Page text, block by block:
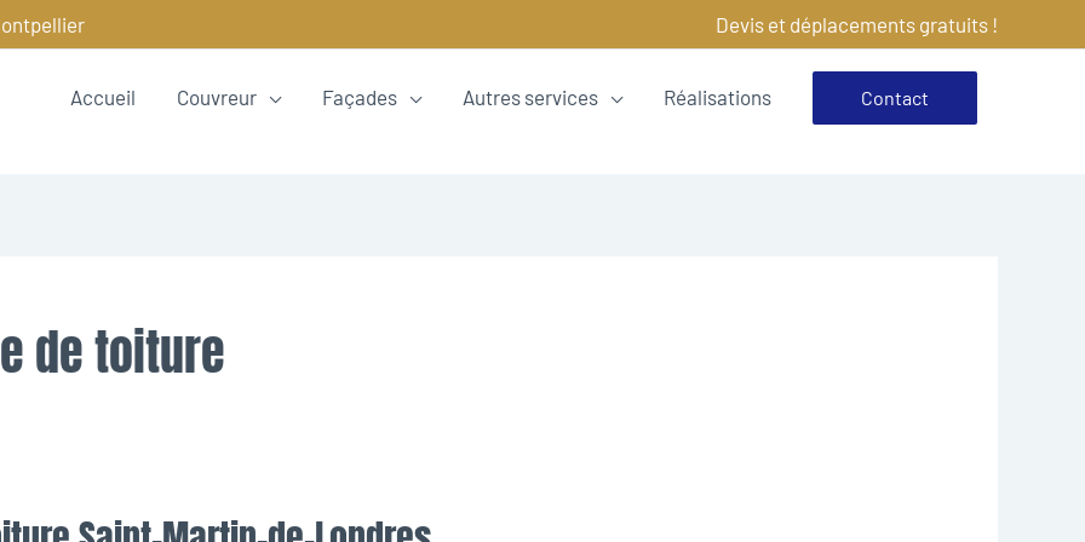
Devis et déplacements gratuits !
Accueil Couvreur Façades Autres services Réalisations Contact
de toiture